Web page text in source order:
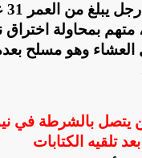
متهم بمحاولة
العشاء وهو مسلح
يتصل بالشرطة في
تلقيه الكتابات